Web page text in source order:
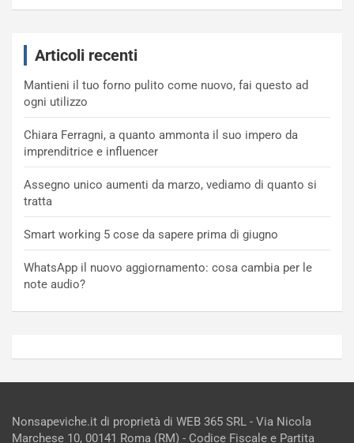
Articoli recenti
Mantieni il tuo forno pulito come nuovo, fai questo ad
ogni utilizzo
Chiara Ferragni, a quanto ammonta il suo impero da
imprenditrice e influencer
Assegno unico aumenti da marzo, vediamo di quanto si
tratta
Smart working 5 cose da sapere prima di giugno
WhatsApp il nuovo aggiornamento: cosa cambia per le
note audio?
Nonsapeviche.it di proprietà di WEB 365 SRL - Via Nicola
Marchese 10, 00141 Roma (RM) - Codice Fiscale e Partita